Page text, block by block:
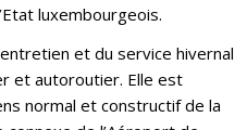
luxembourgeois.
et du service hivernal
et autoroutier. Elle est
normal et constructif de la